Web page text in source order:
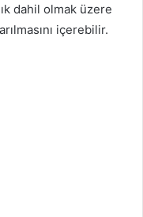
dahil olmak üzere
içerebilir.